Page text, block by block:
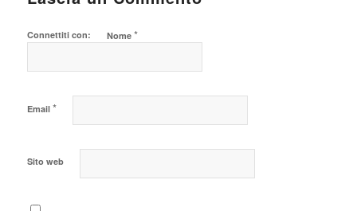
Connettiti con: Nome *
Email *
Sito web